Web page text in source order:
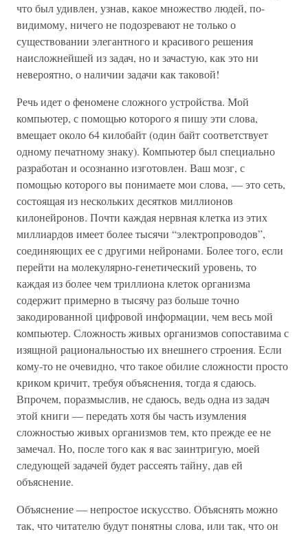
что был удивлен, узнав, какое множество людей, по-
видимому, ничего не подозревают не только о
существовании элегантного и красивого решения
наисложнейшей из задач, но и зачастую, как это ни
невероятно, о наличии задачи как таковой!
Речь идет о феномене сложного устройства. Мой
компьютер, с помощью которого я пишу эти слова,
вмещает около 64 килобайт (один байт соответствует
одному печатному знаку). Компьютер был специально
разработан и осознанно изготовлен. Ваш мозг, с
помощью которого вы понимаете мои слова, — это сеть,
состоящая из нескольких десятков миллионов
килонейронов. Почти каждая нервная клетка из этих
миллиардов имеет более тысячи “электропроводов”,
соединяющих ее с другими нейронами. Более того, если
перейти на молекулярно-генетический уровень, то
каждая из более чем триллиона клеток организма
содержит примерно в тысячу раз больше точно
закодированной цифровой информации, чем весь мой
компьютер. Сложность живых организмов сопоставима с
изящной рациональностью их внешнего строения. Если
кому-то не очевидно, что такое обилие сложности просто
криком кричит, требуя объяснения, тогда я сдаюсь.
Впрочем, поразмыслив, не сдаюсь, ведь одна из задач
этой книги — передать хотя бы часть изумления
сложностью живых организмов тем, кто прежде ее не
замечал. Но, после того как я вас заинтригую, моей
следующей задачей будет рассеять тайну, дав ей
объяснение.
Объяснение — непростое искусство. Объяснять можно
так, что читателю будут понятны слова, или так, что он